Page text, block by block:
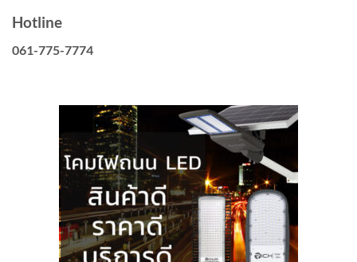
Hotline
061-775-7774